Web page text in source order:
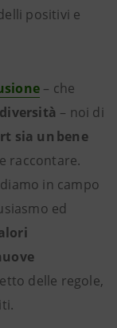
positivi e
– che
– noi di
sia un bene
raccontare.
in campo
ed
delle regole,